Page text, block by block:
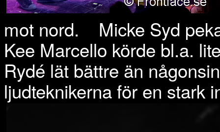
mot nord.
Micke Syd
Kee Marcello körde bl.a.
Rydé lät bättre än
ljudteknikerna för en stark